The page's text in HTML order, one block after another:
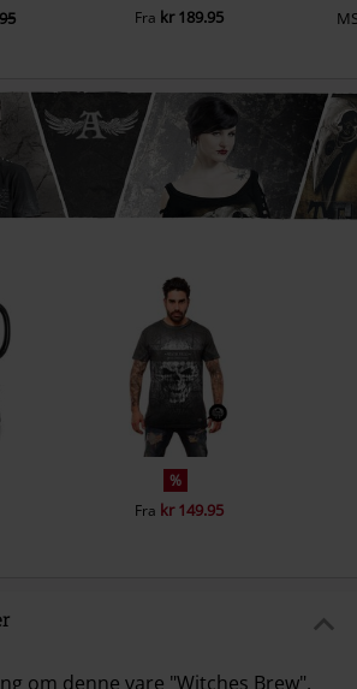
Fra kr 189.95
%
Fra kr 149.95
om denne vare "Witches Brew".